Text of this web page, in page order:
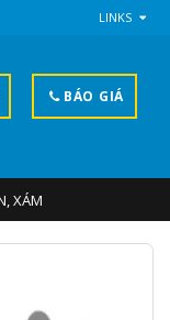
LINKS
BÁO GIÁ
XÁM